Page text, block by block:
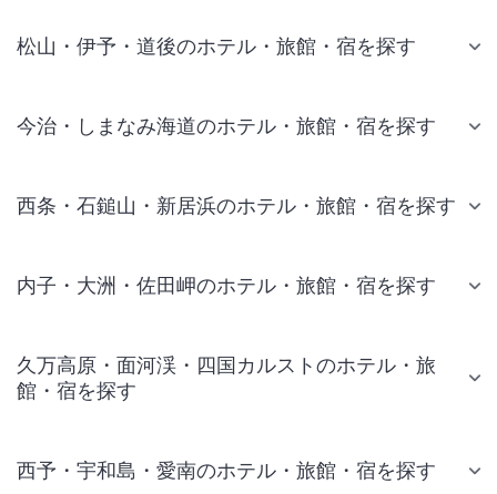
松山・伊予・道後のホテル・旅館・宿を探す
今治・しまなみ海道のホテル・旅館・宿を探す
西条・石鎚山・新居浜のホテル・旅館・宿を探す
内子・大洲・佐田岬のホテル・旅館・宿を探す
久万高原・面河渓・四国カルストのホテル・旅
館・宿を探す
西予・宇和島・愛南のホテル・旅館・宿を探す